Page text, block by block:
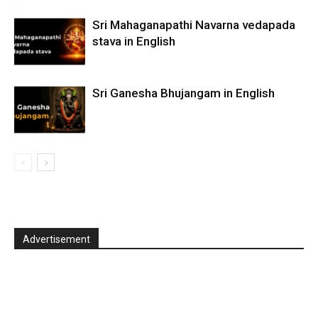
Sri Mahaganapathi Navarna vedapada
stava in English
Sri Ganesha Bhujangam in English
Advertisement